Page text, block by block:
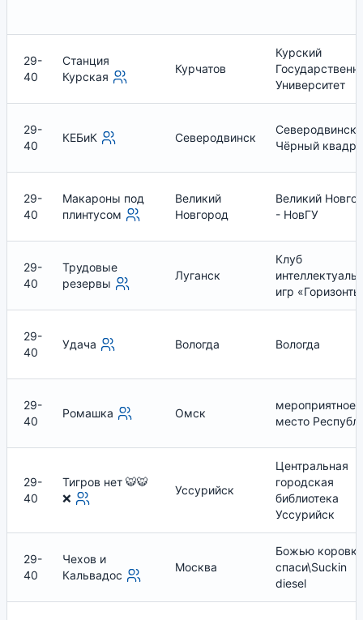
29-
40
Станция
Курская
Курчатов
Курский
Университет
29-
40
КЕБиК Северодвинск
Северодвинск:
Чёрный
29-
40
Макароны под
плинтусом
Великий
Новгород
Великий
- НовГУ
29-
40
Трудовые
резервы
Луганск
Клуб
игр
29-
40
Удача Вологда Вологда
29-
40
Ромашка Омск
мероприятное
место
29-
40
Тигров нет 🐯🐯
❌
Уссурийск
Центральная
городская
библиотека
Уссурийск
29-
40
Чехов и
Кальвадос
Москва
Божью коровку
спаси\Suckin
diesel